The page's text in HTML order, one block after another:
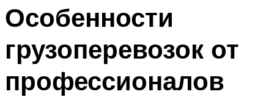
Особенности
грузоперевозок от
профессионалов